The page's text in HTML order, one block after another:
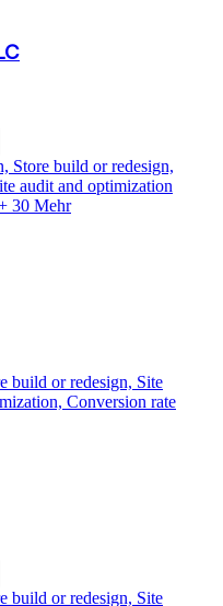
Store build or redesign,
audit and optimization
30 Mehr
build or redesign, Site
Conversion rate
build or redesign, Site